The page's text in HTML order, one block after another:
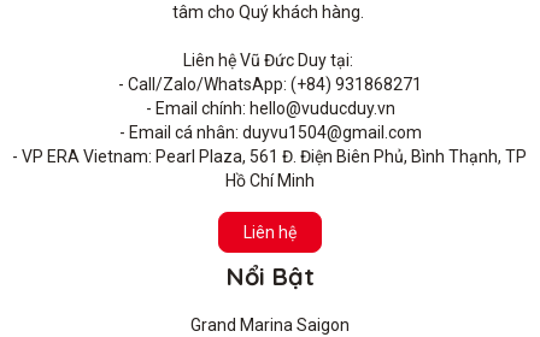
tâm cho Quý khách hàng.
Liên hệ Vũ Đức Duy tại:
- Call/Zalo/WhatsApp: (+84) 931868271
- Email chính: hello@vuducduy.vn
- Email cá nhân: duyvu1504@gmail.com
- VP ERA Vietnam: Pearl Plaza, 561 Đ. Điện Biên Phủ, Bình Thạnh, TP
Hồ Chí Minh
Liên hệ
Nổi Bật
Grand Marina Saigon